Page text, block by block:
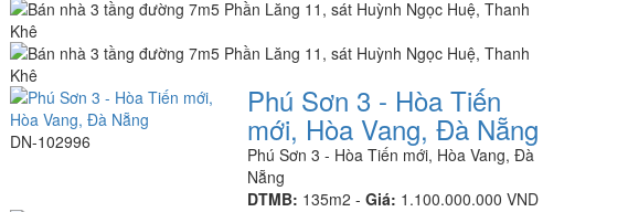
DN-102996
Phú Sơn 3 - Hòa Tiến
mới, Hòa Vang, Đà Nẵng
Phú Sơn 3 - Hòa Tiến mới, Hòa Vang, Đà
Nẵng
DTMB: 135m2 - Giá: 1.100.000.000 VND